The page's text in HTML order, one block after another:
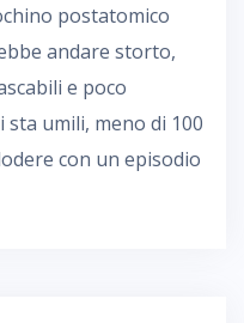
postatomico
andare storto,
e poco
sta umili, meno di 100
con un episodio